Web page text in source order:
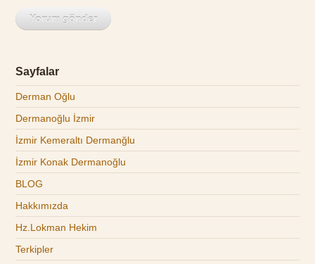
Sayfalar
Derman Oğlu
Dermanoğlu İzmir
İzmir Kemeraltı Dermanğlu
İzmir Konak Dermanoğlu
BLOG
Hakkımızda
Hz.Lokman Hekim
Terkipler